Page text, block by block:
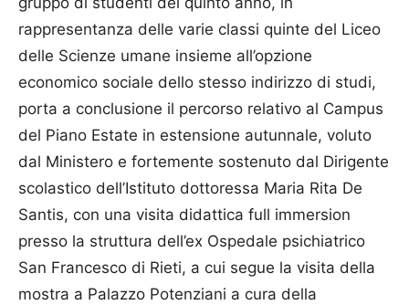
rappresentanza delle varie classi quinte del Liceo
delle Scienze umane insieme all’opzione
economico sociale dello stesso indirizzo di studi,
porta a conclusione il percorso relativo al Campus
del Piano Estate in estensione autunnale, voluto
dal Ministero e fortemente sostenuto dal Dirigente
scolastico dell’Istituto dottoressa Maria Rita De
Santis, con una visita didattica full immersion
presso la struttura dell’ex Ospedale psichiatrico
San Francesco di Rieti, a cui segue la visita della
mostra a Palazzo Potenziani a cura della